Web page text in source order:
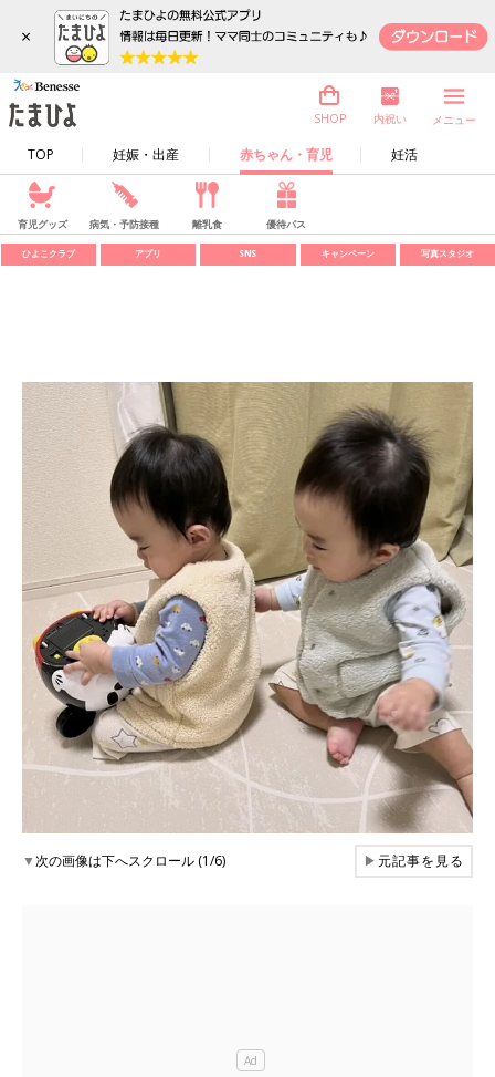
×
TOP 妊娠・出産 赤ちゃん・育児 妊活
SHOP 内祝い メニュー
育児グッズ 病気・予防接種 離乳食 優待パス
ひよこクラブ アプリ SNS キャンペーン 写真スタジオ
▼次の画像は下へスクロール (1/6) ▶元記事を見る